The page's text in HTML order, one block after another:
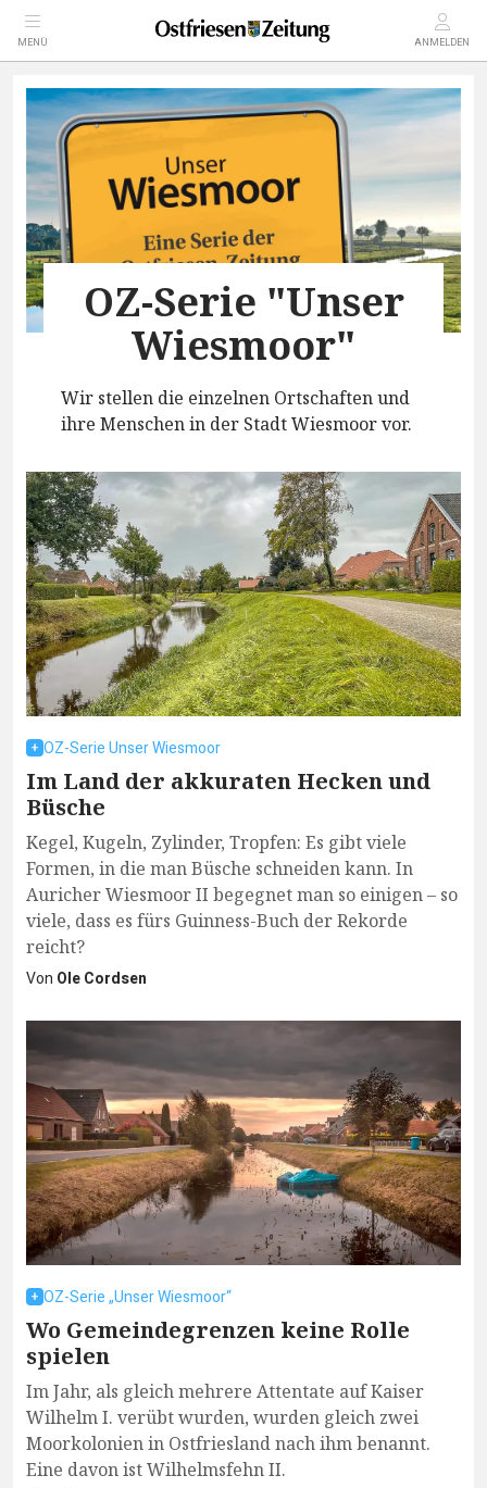
MENÜ ANMELDEN
OZ-Serie "Unser
Wiesmoor"
Wir stellen die einzelnen Ortschaften und
ihre Menschen in der Stadt Wiesmoor vor.
OZ-Serie Unser Wiesmoor
Im Land der akkuraten Hecken und
Büsche
Kegel, Kugeln, Zylinder, Tropfen: Es gibt viele
Formen, in die man Büsche schneiden kann. In
Auricher Wiesmoor II begegnet man so einigen – so
viele, dass es fürs Guinness-Buch der Rekorde
reicht?
Von Ole Cordsen
OZ-Serie „Unser Wiesmoor“
Wo Gemeindegrenzen keine Rolle
spielen
Im Jahr, als gleich mehrere Attentate auf Kaiser
Wilhelm I. verübt wurden, wurden gleich zwei
Moorkolonien in Ostfriesland nach ihm benannt.
Eine davon ist Wilhelmsfehn II.